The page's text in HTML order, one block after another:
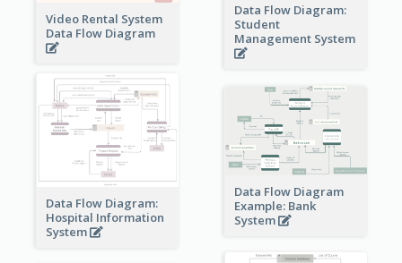
Video Rental System
Data Flow Diagram
Data Flow Diagram:
Student
Management System
Data Flow Diagram:
Hospital Information
System
Data Flow Diagram
Example: Bank
System